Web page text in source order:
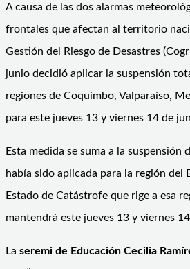
A causa de las dos alarmas
frontales que afectan al territorio
Gestión del Riesgo de Desastres
junio decidió aplicar la suspensión
regiones de Coquimbo, Valparaíso,
para este jueves 13 y viernes 14 de
Esta medida se suma a la suspensión
había sido aplicada para la región del
Estado de Catástrofe que rige a esa
mantendrá este jueves 13 y viernes
La seremi de Educación Cecilia